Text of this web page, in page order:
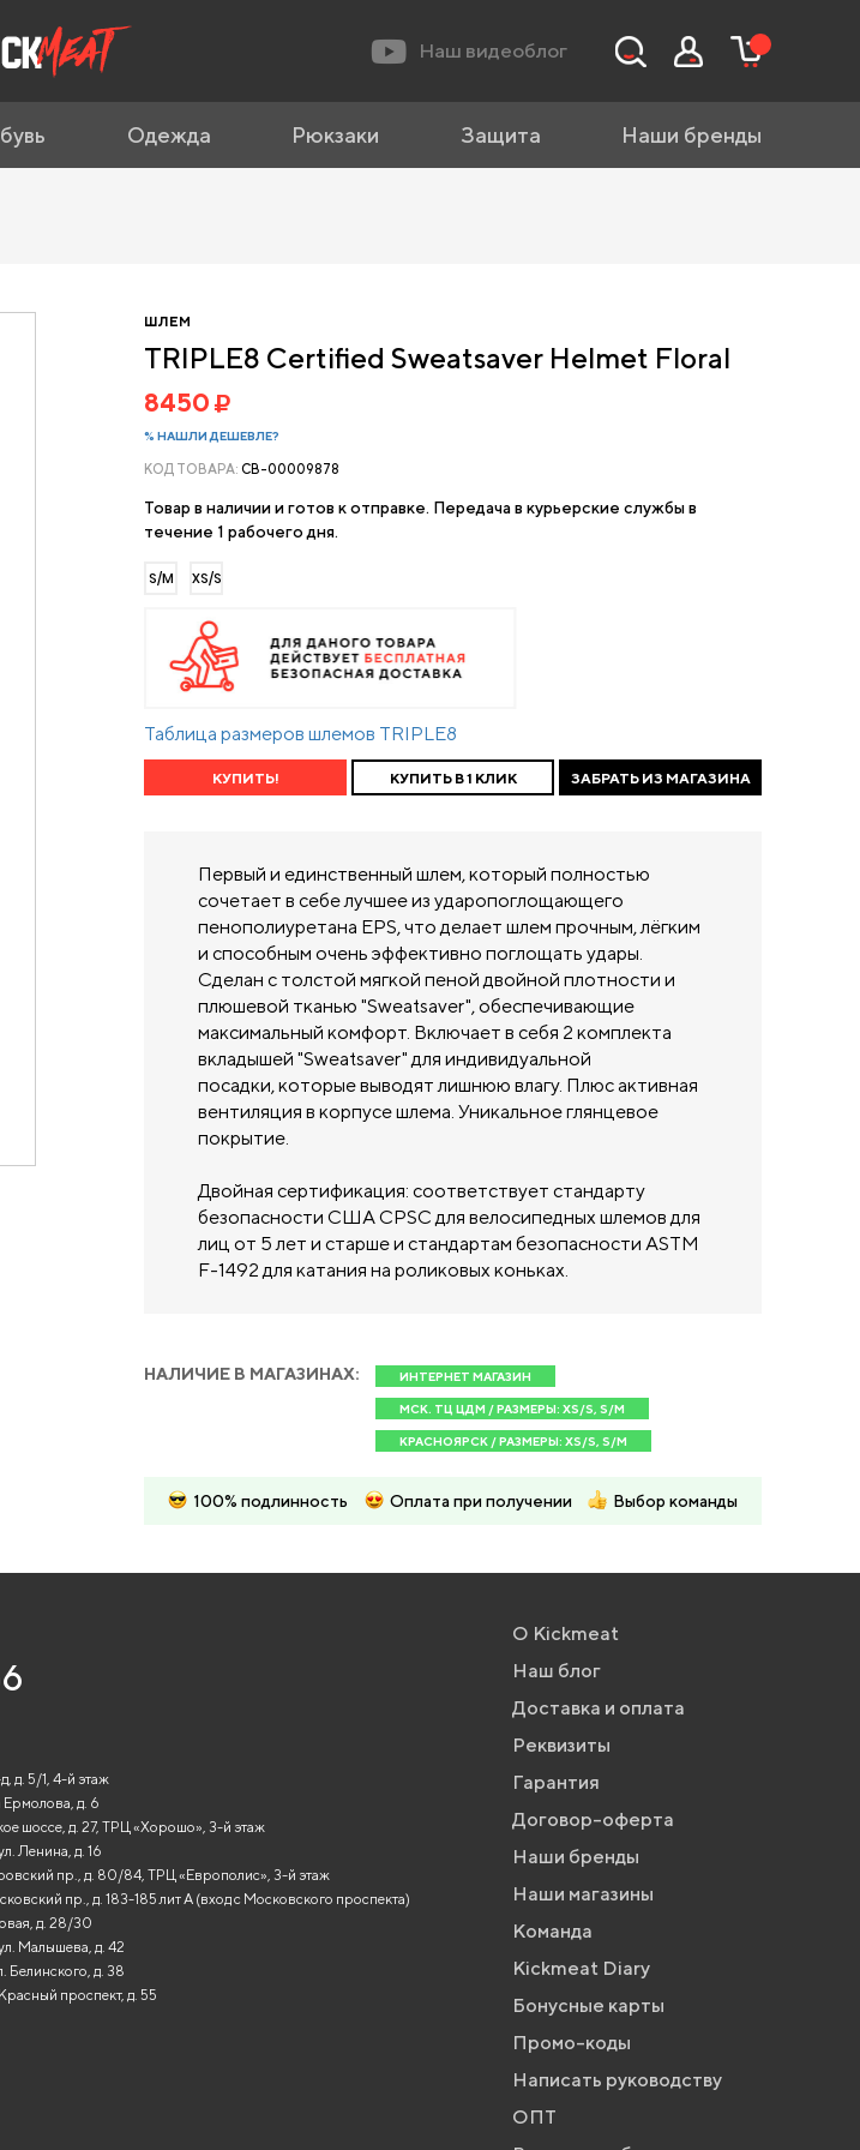
Наш видеоблог
Одежда Рюкзаки Защита Наши бренды
ШЛЕМ
TRIPLE8 Certified Sweatsaver Helmet Floral
8450
% НАШЛИ ДЕШЕВЛЕ?
КОД ТОВАРА: CB-00009878
Товар в наличии и готов к отправке. Передача в курьерские службы в
течение 1 рабочего дня.
S/M XS/S
Таблица размеров шлемов TRIPLE8
КУПИТЬ! КУПИТЬ В 1 КЛИК ЗАБРАТЬ ИЗ МАГАЗИНА
Первый и единственный шлем, который полностью
сочетает в себе лучшее из ударопоглощающего
пенополиуретана EPS, что делает шлем прочным, лёгким
и способным очень эффективно поглощать удары.
Сделан с толстой мягкой пеной двойной плотности и
плюшевой тканью "Sweatsaver", обеспечивающие
максимальный комфорт. Включает в себя 2 комплекта
вкладышей "Sweatsaver" для индивидуальной
посадки, которые выводят лишнюю влагу. Плюс активная
вентиляция в корпусе шлема. Уникальное глянцевое
покрытие.
Двойная сертификация: соответствует стандарту
безопасности США CPSC для велосипедных шлемов для
лиц от 5 лет и старше и стандартам безопасности ASTM
F-1492 для катания на роликовых коньках.
НАЛИЧИЕ В МАГАЗИНАХ: ИНТЕРНЕТ МАГАЗИН
МСК. ТЦ ЦДМ / РАЗМЕРЫ: XS/S, S/M
КРАСНОЯРСК / РАЗМЕРЫ: XS/S, S/M
100% подлинность Оплата при получении Выбор команды
д. 5/1, 4-й этаж
Ермолова, д. 6
шоссе, д. 27, ТРЦ «Хорошо», 3-й этаж
Ленина, д. 16
пр., д. 80/84, ТРЦ «Европолис», 3-й этаж
пр., д. 183-185 лит А (вход с Московского проспекта)
д. 28/30
Малышева, д. 42
Белинского, д. 38
проспект, д. 55
О Kickmeat
Наш блог
Доставка и оплата
Реквизиты
Гарантия
Договор-оферта
Наши бренды
Наши магазины
Команда
Kickmeat Diary
Бонусные карты
Промо-коды
Написать руководству
ОПТ